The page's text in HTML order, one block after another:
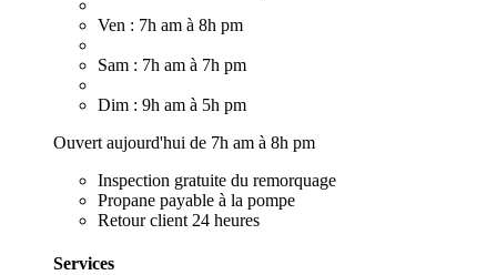
Ven : 7h am à 8h pm
Sam : 7h am à 7h pm
Dim : 9h am à 5h pm
Ouvert aujourd'hui de 7h am à 8h pm
Inspection gratuite du remorquage
Propane payable à la pompe
Retour client 24 heures
Services